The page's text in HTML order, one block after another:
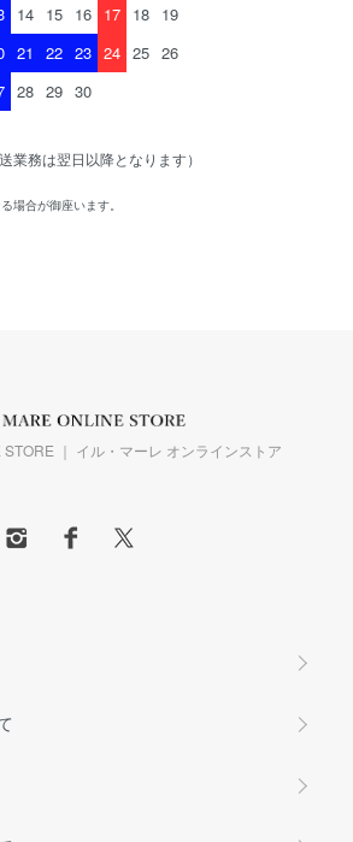
14 15 16 17 18 19
21 22 23 24 25 26
28 29 30
務は翌日以降となります）
場合が御座います。
｜ イル・マーレ オンラインストア